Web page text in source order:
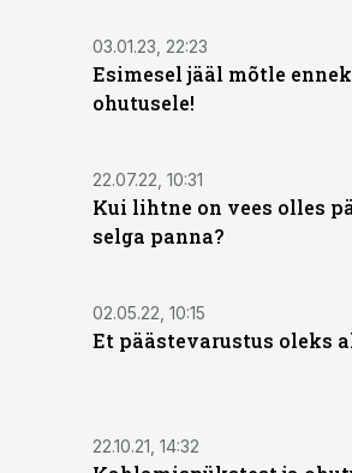
03.01.23, 22:23
Esimesel jääl mõtle
ohutusele!
22.07.22, 10:31
Kui lihtne on vees olles
selga panna?
02.05.22, 10:15
Et päästevarustus oleks
22.10.21, 14:32